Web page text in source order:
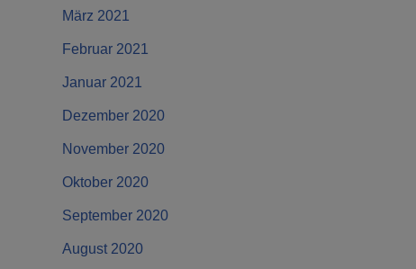
März 2021
Februar 2021
Januar 2021
Dezember 2020
November 2020
Oktober 2020
September 2020
August 2020